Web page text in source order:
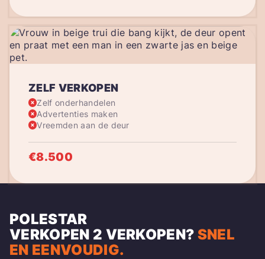
ZELF VERKOPEN
Zelf onderhandelen
Advertenties maken
Vreemden aan de deur
€8.500
POLESTAR
VERKOPEN 2 VERKOPEN? SNEL
EN EENVOUDIG.